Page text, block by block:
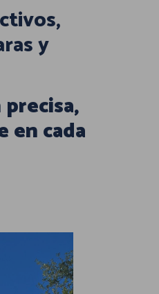
y
precisa,
cada